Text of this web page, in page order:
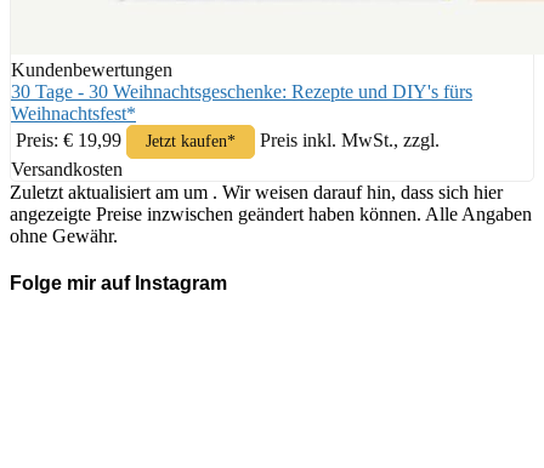
Kundenbewertungen
30 Tage - 30 Weihnachtsgeschenke: Rezepte und DIY's fürs
Weihnachtsfest*
Preis: € 19,99
Jetzt kaufen*
Preis inkl. MwSt., zzgl.
Versandkosten
Zuletzt aktualisiert am um . Wir weisen darauf hin, dass sich hier
angezeigte Preise inzwischen geändert haben können. Alle Angaben
ohne Gewähr.
Folge mir auf Instagram